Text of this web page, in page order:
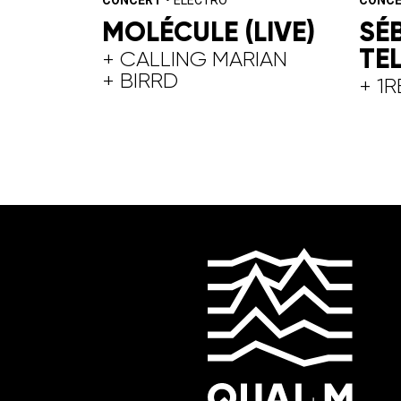
MOLÉCULE (LIVE)
+ CALLING MARIAN
+ BIRRD
+